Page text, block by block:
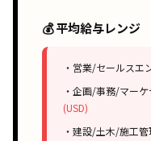
💰 平均給与レンジ
・営業/セールスエ
・企画/事務/マーケ
(USD)
・建設/土木/施工管